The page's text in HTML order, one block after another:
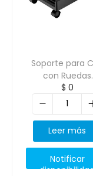
Soporte para
con Ruedas
ORICO-CPB3
$ 0
Leer más
Notificar